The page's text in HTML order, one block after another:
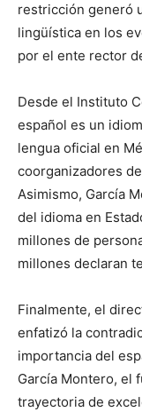
restricción generó
lingüística en los
por el ente rector
Desde el Instituto
español es un
lengua oficial en
coorganizadores
Asimismo, García
del idioma en
millones de
millones declaran
Finalmente, el
enfatizó la
importancia del
García Montero, el
trayectoria de